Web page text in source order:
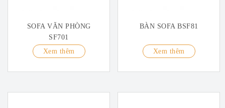
SOFA VĂN PHÒNG
SF701
Xem thêm
BÀN SOFA BSF81
Xem thêm